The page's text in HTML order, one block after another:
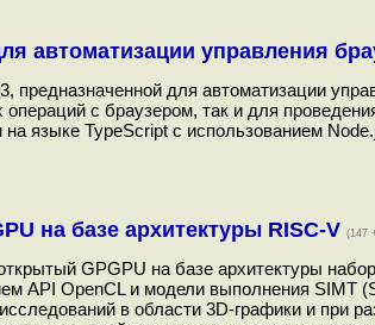
автоматизации управления
предназначенной для автоматизации
с браузером, так и для
языке TypeScript с использованием
на базе архитектуры RISC-V (147
GPGPU на базе архитектуры
API OpenCL и модели выполнения SIMT
в области 3D-графики и при